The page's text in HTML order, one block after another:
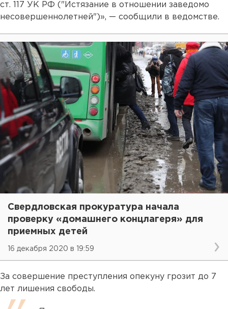
ст. 117 УК РФ ("Истязание в отношении заведомо
несовершеннолетней")», — сообщили в ведомстве.
Свердловская прокуратура начала
проверку «домашнего концлагеря» для
приемных детей
16 декабря 2020 в 19:59
За совершение преступления опекуну грозит до 7
лет лишения свободы.